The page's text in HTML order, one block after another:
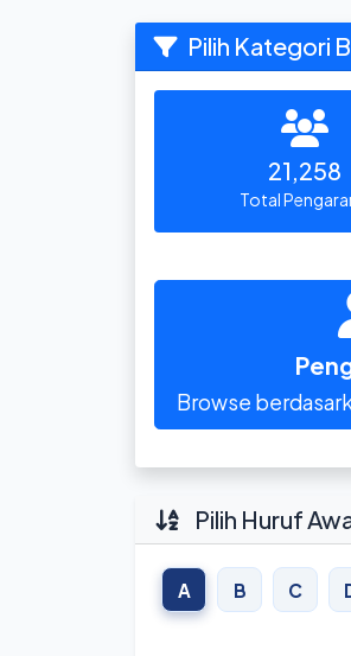
Pilih Kategori
21,258
Total
Browse
Pilih Huruf
A B C